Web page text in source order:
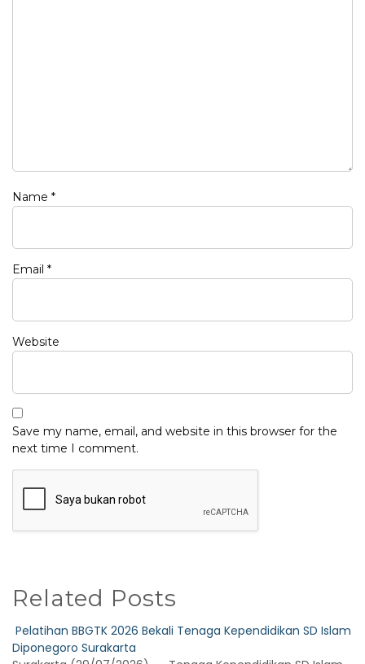
Name *
Email *
Website
Save my name, email, and website in this browser for the
next time I comment.
Related Posts
Pelatihan BBGTK 2026 Bekali Tenaga Kependidikan SD Islam
Diponegoro Surakarta